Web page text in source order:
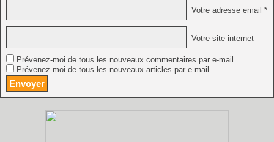
Votre adresse email *
Votre site internet
Prévenez-moi de tous les nouveaux commentaires par e-mail.
Prévenez-moi de tous les nouveaux articles par e-mail.